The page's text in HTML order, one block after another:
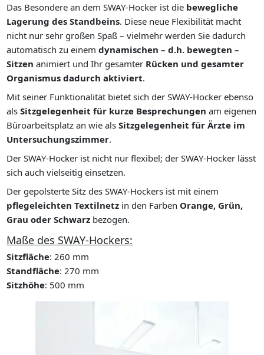
Das Besondere an dem SWAY-Hocker ist die bewegliche
Lagerung des Standbeins. Diese neue Flexibilität macht
nicht nur sehr großen Spaß – vielmehr werden Sie dadurch
automatisch zu einemdynamischen – d.h. bewegten –
Sitzen animiert und Ihr gesamter Rücken und gesamter
Organismus dadurch aktiviert.
Mit seiner Funktionalität bietet sich der SWAY-Hocker ebenso
alsSitzgelegenheit für kurze Besprechungen am eigenen
Büroarbeitsplatz an wie alsSitzgelegenheit für Ärzte im
Untersuchungszimmer.
Der SWAY-Hocker ist nicht nur flexibel; der SWAY-Hocker lässt
sich auch vielseitig einsetzen.
Der gepolsterte Sitz des SWAY-Hockers ist mit einem
pflegeleichten Textilnetz in den Farben Orange, Grün,
Grau oder Schwarz bezogen.
Maße des SWAY-Hockers:
Sitzfläche: 260 mm
Standfläche: 270 mm
Sitzhöhe: 500 mm